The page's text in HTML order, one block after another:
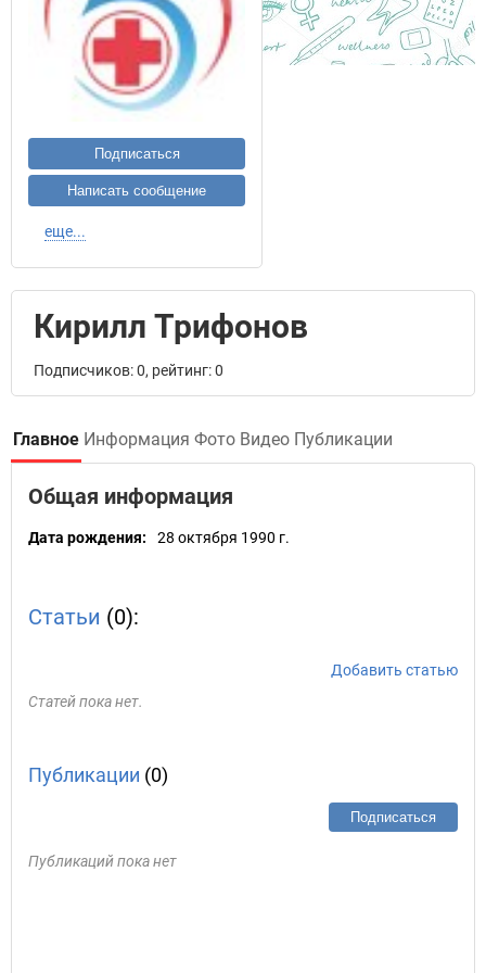
Подписаться
Написать сообщение
еще...
Кирилл Трифонов
Подписчиков: 0, рейтинг: 0
Главное Информация Фото Видео Публикации
Общая информация
Дата рождения: 28 октября 1990 г.
Статьи (0):
Добавить статью
Статей пока нет.
Публикации (0)
Подписаться
Публикаций пока нет